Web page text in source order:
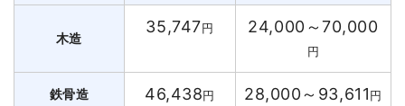
木造
35,747円 24,000～70,000
円
鉄骨造 46,438円 28,000～93,611円